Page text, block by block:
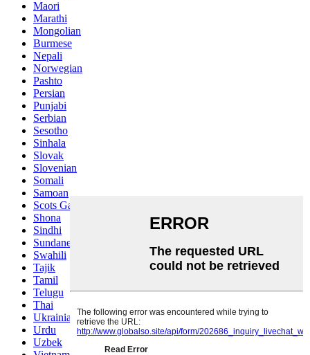
Maori
Marathi
Mongolian
Burmese
Nepali
Norwegian
Pashto
Persian
Punjabi
Serbian
Sesotho
Sinhala
Slovak
Slovenian
Somali
Samoan
Scots Gaelic
Shona
Sindhi
Sundanese
Swahili
Tajik
Tamil
Telugu
Thai
Ukrainian
Urdu
Uzbek